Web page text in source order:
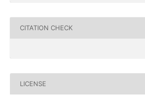
CITATION CHECK
LICENSE